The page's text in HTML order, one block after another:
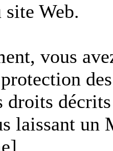
Web.
vous
droits
laissant un